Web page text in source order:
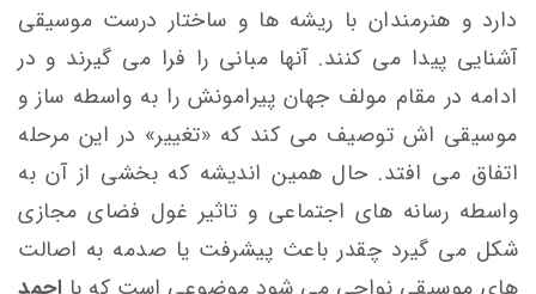
دارد و هنرمندان با ریشه ها و ساختار درست موسیقی
آشنایی پیدا می کنند. آنها مبانی را فرا می گیرند و در
ادامه در مقام مولف جهان پیرامونش را به واسطه ساز و
موسیقی اش توصیف می کند که «تغییر» در این مرحله
اتفاق می افتد. حال همین اندیشه که بخشی از آن به
واسطه رسانه های اجتماعی و تاثیر غول فضای مجازی
شکل می گیرد چقدر باعث پیشرفت یا صدمه به اصالت